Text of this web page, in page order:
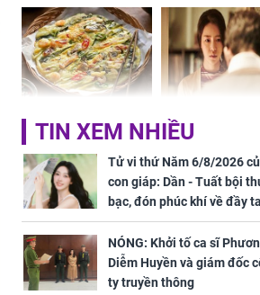
quý ngập nhà,
chất đầy kho
Không ngờ loại rau chỉ
vài nghìn ở chợ lại có
nhiều công dụng tốt
cho sức khỏe
Vừa ly hôn, vợ cũ
đứa con giống
như đúc nhưng
phía sau gây sốc
TIN XEM NHIỀU
Tử vi thứ Năm 6/8/2026
con giáp: Dần - Tuất bội
bạc, đón phúc khí về đầy
- Mão công việc khó khăn,
bạc đội nón ra đi
NÓNG: Khởi tố ca sĩ
Diễm Huyền và giám đốc
ty truyền thông